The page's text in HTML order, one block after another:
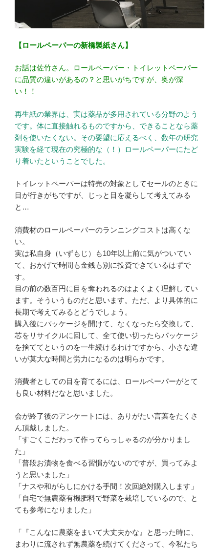
【ロールペーパーの新橋製紙さん】
お話は佐竹さん。ロールペーパー・トイレットペーパー
に品質の違いがあるの？と思いがちですが、奥が深
い！！
再生紙の業界は、実は薬品が多用されている分野のよう
です。体に直接触れるものですから、できることなら薬
剤を使いたくない。その要望に応えるべく、数年の研究
実験を経て現在の究極的な（！）ロールペーパーにたど
り着いたということでした。
トイレットペーパーは特売の対象としてセールのときに
目が行きがちですが、じっと目を凝らして考えてみる
と…
消費材のロールペーパーのランニングコストは高くな
い。
実は私自身（いずもじ）も10年以上前に気がついてい
て、おかげで時間も金銭も別に投資できているはずで
す。
目の前の数百円に目を奪われるのはよくよく理解してい
ます。そういうものだと思います。ただ、より具体的に
長期で考えてみるとどうでしょう。
購入後にパッケージを開けて、なくなったら交換して、
芯をリサイクルに回して、全て使い切ったらパッケージ
を捨ててというのを一生続けるわけですから、小さな違
いが莫大な時間と労力になるのは明らかです。
消費者としての目を育てるには、ロールペーパーがとて
も良い材料だなと思いました。
会が終了後のアンケートには、ありがたい言葉をたくさ
ん頂戴しました。
「すごくこだわって作ってらっしゃるのが分かりまし
た」
「普段お漬物を食べる習慣がないのですが、買ってみよ
うと思いました」
「ナスや和がらしにかける手間！次回絶対購入します」
「自宅で無農薬有機肥料で野菜を栽培しているので、と
ても参考になりました」
「『こんなに農薬をまいて大丈夫かな』と思った時に、
まわりに流されず無農薬を続けてくださって、今私たち